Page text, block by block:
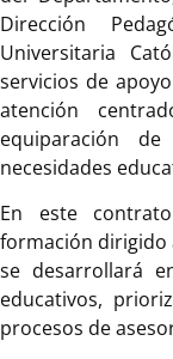
Dirección
Universitaria
servicios de
atención
equiparación
necesidades
En este
formación dirigido
se desarrollará
educativos,
procesos de